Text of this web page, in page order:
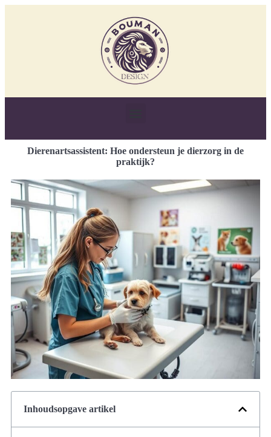
Dierenartsassistent: Hoe ondersteun je dierzorg in de
praktijk?
Inhoudsopgave artikel